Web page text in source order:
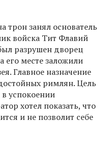
трон занял основатель
войска Тит Флавий
разрушен дворец
его месте заложили
Главное назначение
римлян. Цель
в успокоении
хотел показать, что
и не позволит себе